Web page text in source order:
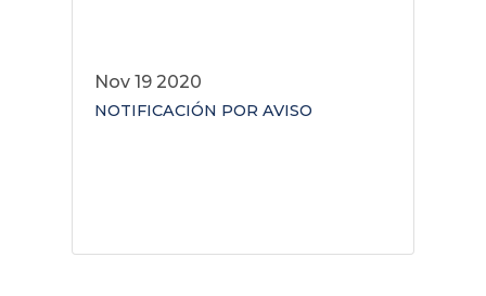
Nov 19 2020
NOTIFICACIÓN POR AVISO